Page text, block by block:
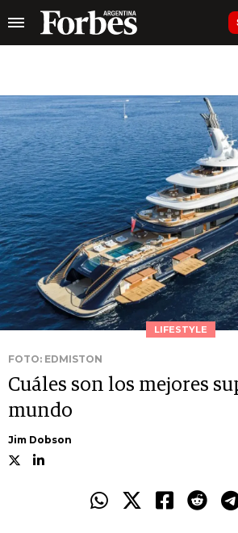
LIFESTYLE
FOTO: EDMISTON
Cuáles son los mejores
mundo
Jim Dobson